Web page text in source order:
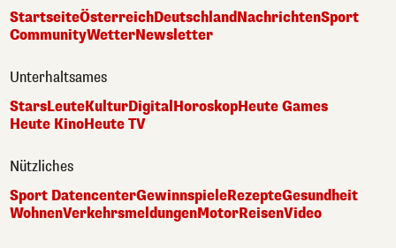
StartseiteÖsterreichDeutschlandNachrichtenSport
CommunityWetterNewsletter
Unterhaltsames
StarsLeuteKulturDigitalHoroskopHeute Games
Heute KinoHeute TV
Nützliches
Sport DatencenterGewinnspieleRezepteGesundheit
WohnenVerkehrsmeldungenMotorReisenVideo